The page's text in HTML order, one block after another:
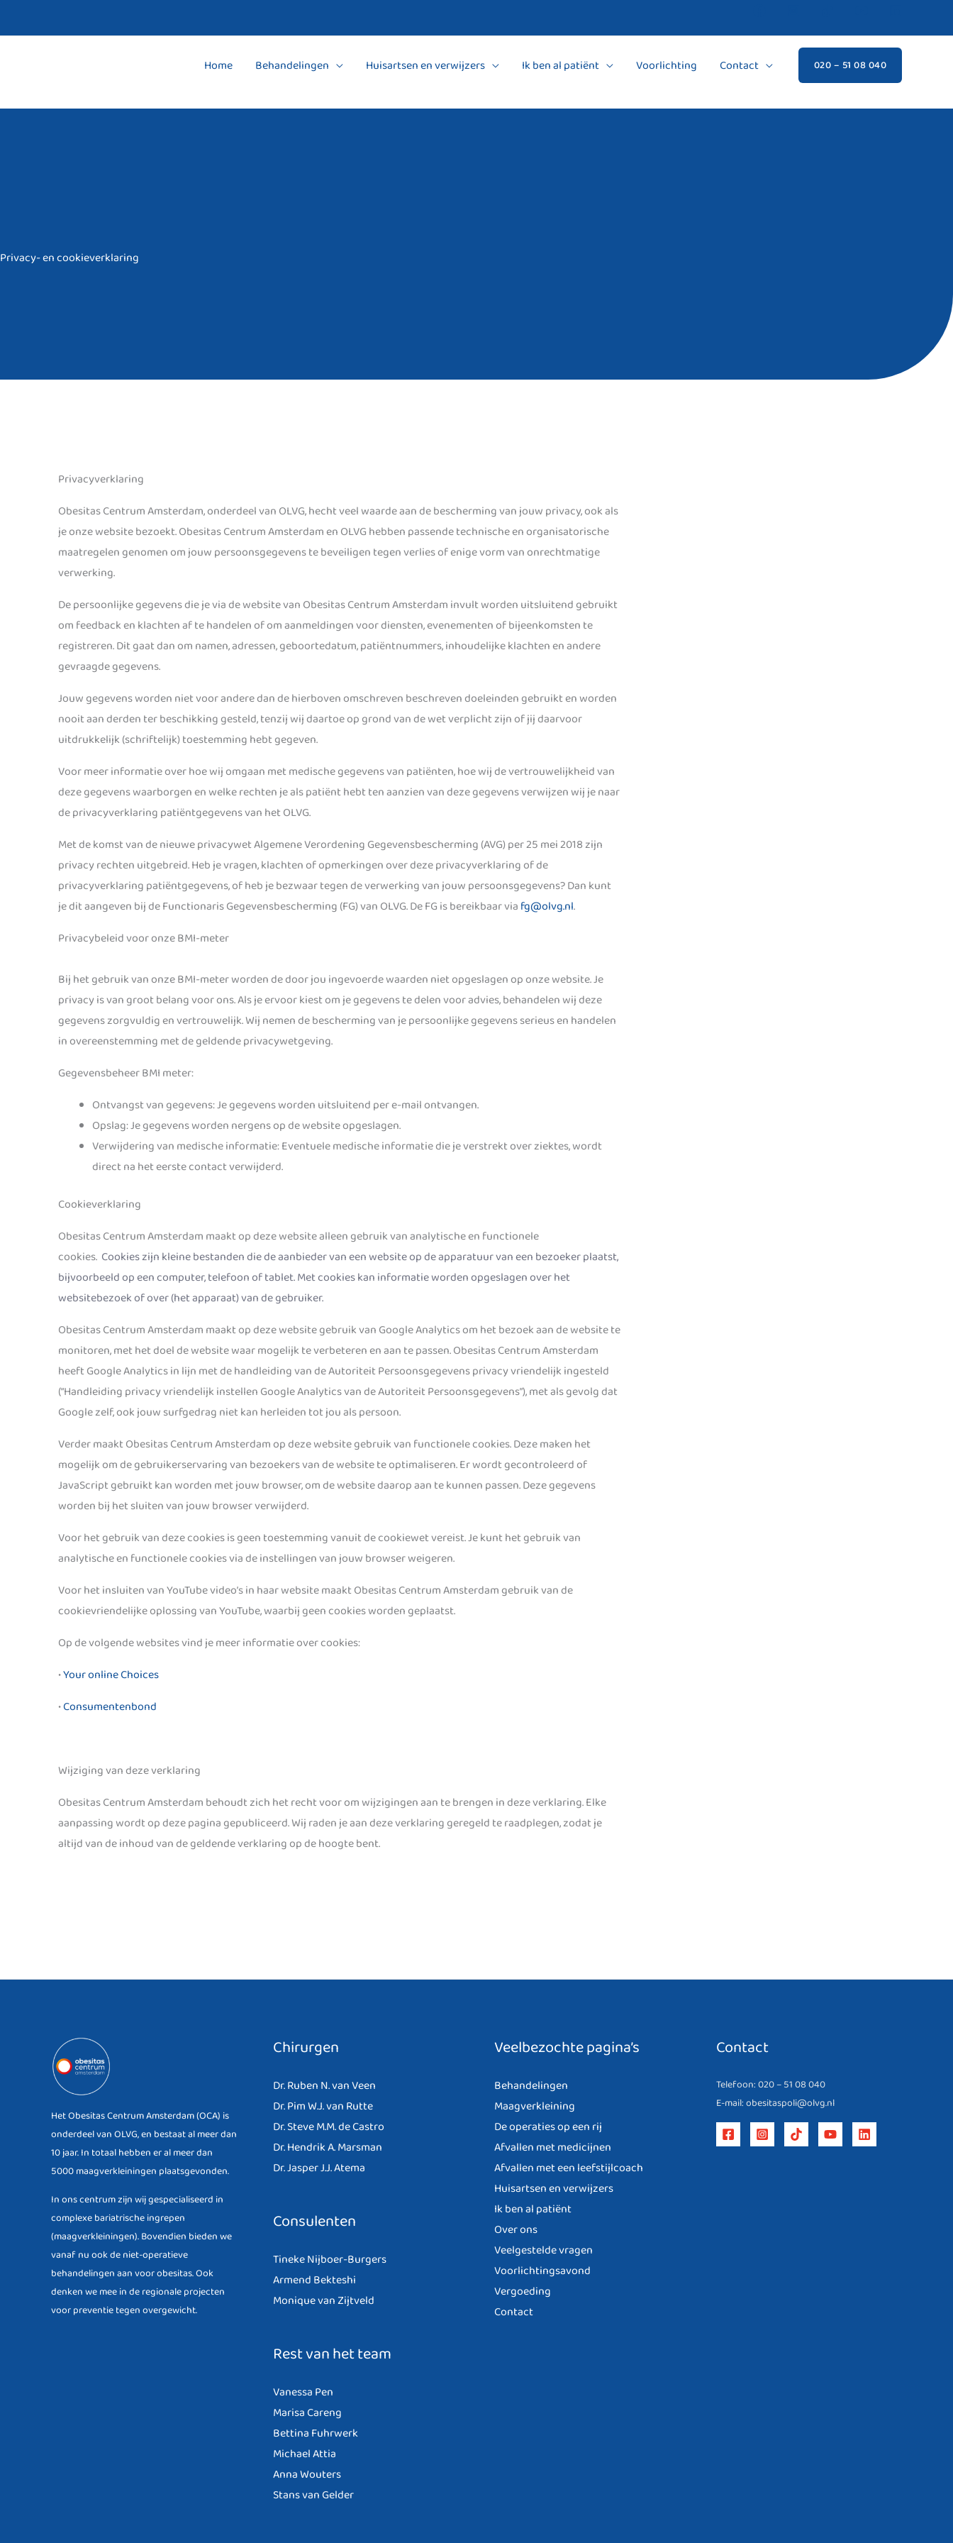
Home Behandelingen Huisartsen en verwijzers Ik ben al patiënt Voorlichting Contact 020 – 51 08 040
Privacy- en cookieverklaring
Privacyverklaring
Obesitas Centrum Amsterdam, onderdeel van OLVG, hecht veel waarde aan de bescherming van jouw privacy, ook als
je onze website bezoekt. Obesitas Centrum Amsterdam en OLVG hebben passende technische en organisatorische
maatregelen genomen om jouw persoonsgegevens te beveiligen tegen verlies of enige vorm van onrechtmatige
verwerking.
De persoonlijke gegevens die je via de website van Obesitas Centrum Amsterdam invult worden uitsluitend gebruikt
om feedback en klachten af te handelen of om aanmeldingen voor diensten, evenementen of bijeenkomsten te
registreren. Dit gaat dan om namen, adressen, geboortedatum, patiëntnummers, inhoudelijke klachten en andere
gevraagde gegevens.
Jouw gegevens worden niet voor andere dan de hierboven omschreven beschreven doeleinden gebruikt en worden
nooit aan derden ter beschikking gesteld, tenzij wij daartoe op grond van de wet verplicht zijn of jij daarvoor
uitdrukkelijk (schriftelijk) toestemming hebt gegeven.
Voor meer informatie over hoe wij omgaan met medische gegevens van patiënten, hoe wij de vertrouwelijkheid van
deze gegevens waarborgen en welke rechten je als patiënt hebt ten aanzien van deze gegevens verwijzen wij je naar
de privacyverklaring patiëntgegevens van het OLVG.
Met de komst van de nieuwe privacywet Algemene Verordening Gegevensbescherming (AVG) per 25 mei 2018 zijn
privacy rechten uitgebreid. Heb je vragen, klachten of opmerkingen over deze privacyverklaring of de
privacyverklaring patiëntgegevens, of heb je bezwaar tegen de verwerking van jouw persoonsgegevens? Dan kunt
je dit aangeven bij de Functionaris Gegevensbescherming (FG) van OLVG. De FG is bereikbaar via fg@olvg.nl.
Privacybeleid voor onze BMI-meter
Bij het gebruik van onze BMI-meter worden de door jou ingevoerde waarden niet opgeslagen op onze website. Je
privacy is van groot belang voor ons. Als je ervoor kiest om je gegevens te delen voor advies, behandelen wij deze
gegevens zorgvuldig en vertrouwelijk. Wij nemen de bescherming van je persoonlijke gegevens serieus en handelen
in overeenstemming met de geldende privacywetgeving.
Gegevensbeheer BMI meter:
Ontvangst van gegevens: Je gegevens worden uitsluitend per e-mail ontvangen.
Opslag: Je gegevens worden nergens op de website opgeslagen.
Verwijdering van medische informatie: Eventuele medische informatie die je verstrekt over ziektes, wordt
direct na het eerste contact verwijderd.
Cookieverklaring
Obesitas Centrum Amsterdam maakt op deze website alleen gebruik van analytische en functionele
cookies. Cookies zijn kleine bestanden die de aanbieder van een website op de apparatuur van een bezoeker plaatst,
bijvoorbeeld op een computer, telefoon of tablet. Met cookies kan informatie worden opgeslagen over het
websitebezoek of over (het apparaat) van de gebruiker.
Obesitas Centrum Amsterdam maakt op deze website gebruik van Google Analytics om het bezoek aan de website te
monitoren, met het doel de website waar mogelijk te verbeteren en aan te passen. Obesitas Centrum Amsterdam
heeft Google Analytics in lijn met de handleiding van de Autoriteit Persoonsgegevens privacy vriendelijk ingesteld
(“Handleiding privacy vriendelijk instellen Google Analytics van de Autoriteit Persoonsgegevens”), met als gevolg dat
Google zelf, ook jouw surfgedrag niet kan herleiden tot jou als persoon.
Verder maakt Obesitas Centrum Amsterdam op deze website gebruik van functionele cookies. Deze maken het
mogelijk om de gebruikerservaring van bezoekers van de website te optimaliseren. Er wordt gecontroleerd of
JavaScript gebruikt kan worden met jouw browser, om de website daarop aan te kunnen passen. Deze gegevens
worden bij het sluiten van jouw browser verwijderd.
Voor het gebruik van deze cookies is geen toestemming vanuit de cookiewet vereist. Je kunt het gebruik van
analytische en functionele cookies via de instellingen van jouw browser weigeren.
Voor het insluiten van YouTube video’s in haar website maakt Obesitas Centrum Amsterdam gebruik van de
cookievriendelijke oplossing van YouTube, waarbij geen cookies worden geplaatst.
Op de volgende websites vind je meer informatie over cookies:
•Your online Choices
•Consumentenbond
Wijziging van deze verklaring
Obesitas Centrum Amsterdam behoudt zich het recht voor om wijzigingen aan te brengen in deze verklaring. Elke
aanpassing wordt op deze pagina gepubliceerd. Wij raden je aan deze verklaring geregeld te raadplegen, zodat je
altijd van de inhoud van de geldende verklaring op de hoogte bent.
Het Obesitas Centrum Amsterdam (OCA) is
onderdeel van OLVG, en bestaat al meer dan
10 jaar. In totaal hebben er al meer dan
5000 maagverkleiningen plaatsgevonden.
In ons centrum zijn wij gespecialiseerd in
complexe bariatrische ingrepen
(maagverkleiningen). Bovendien bieden we
vanaf nu ook de niet-operatieve
behandelingen aan voor obesitas. Ook
denken we mee in de regionale projecten
voor preventie tegen overgewicht.
Chirurgen
Dr. Ruben N. van Veen
Dr. Pim W.J. van Rutte
Dr. Steve M.M. de Castro
Dr. Hendrik A. Marsman
Dr. Jasper J.J. Atema
Consulenten
Tineke Nijboer-Burgers
Armend Bekteshi
Monique van Zijtveld
Rest van het team
Vanessa Pen
Marisa Careng
Bettina Fuhrwerk
Michael Attia
Anna Wouters
Stans van Gelder
Veelbezochte pagina’s
Behandelingen
Maagverkleining
De operaties op een rij
Afvallen met medicijnen
Afvallen met een leefstijlcoach
Huisartsen en verwijzers
Ik ben al patiënt
Over ons
Veelgestelde vragen
Voorlichtingsavond
Vergoeding
Contact
Contact
Telefoon: 020 – 51 08 040
E-mail: obesitaspoli@olvg.nl